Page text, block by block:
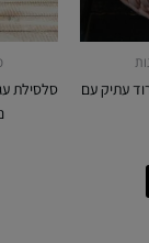
עתיק עם
סלסילת